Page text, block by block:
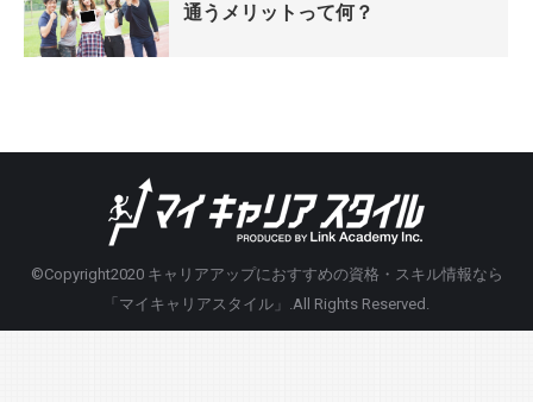
通うメリットって何？
©Copyright2020 キャリアアップにおすすめの資格・スキル情報なら
「マイキャリアスタイル」
.All Rights Reserved.